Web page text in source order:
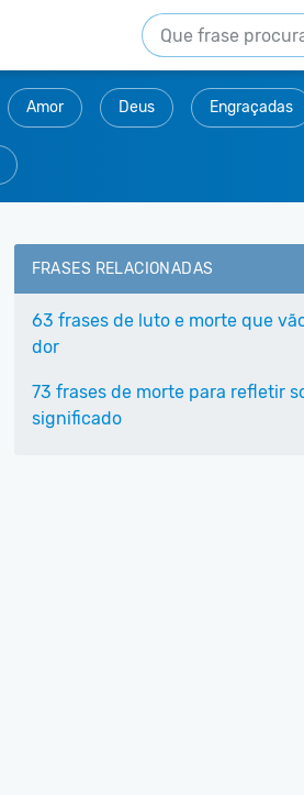
Amor Deus Engraçadas
FRASES RELACIONADAS
63 frases de luto e morte que
dor
73 frases de morte para refletir
significado